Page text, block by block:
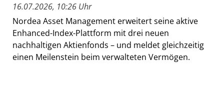
16.07.2026, 10:26 Uhr
Nordea Asset Management erweitert seine aktive
Enhanced-Index-Plattform mit drei neuen
nachhaltigen Aktienfonds – und meldet gleichzeitig
einen Meilenstein beim verwalteten Vermögen.